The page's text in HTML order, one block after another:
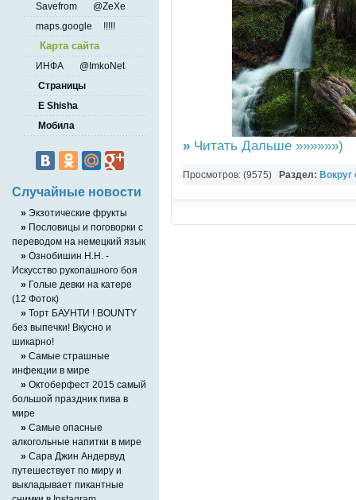
» Читать Дальше »»»»»»)
Просмотров: (9575) Раздел: Вокруг
Savefrom
@ZeXe
maps.google
!!!!!
Карта сайта
ИНФА
@ImkoNet
Страницы
E Shisha
Мобила
Случайные новости
» Экзотические фрукты
» Пословицы и поговорки с
переводом на немецкий язык
» Ознобишин Н.Н. -
Искусство рукопашного боя
» Голые девки на катере
(12 Фоток)
» Торт БАУНТИ ! BOUNTY
без выпечки! Вкусно и
шикарно!
» Самые страшные
инфекции в мире
» Октоберфест 2015 самый
большой праздник пива в
мире
» Cамые опасные
алкогольные напитки в мире
» Сара Джин Андервуд
путешествует по миру и
выкладывает пикантные